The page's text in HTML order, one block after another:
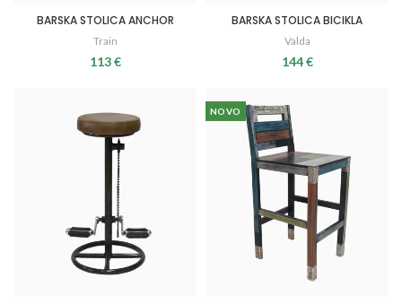
BARSKA STOLICA ANCHOR
Train
113€
BARSKA STOLICA BICIKLA
Valda
144€
NOVO